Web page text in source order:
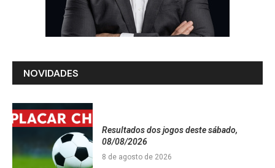
NOVIDADES
Resultados dos jogos deste sábado,
08/08/2026
8 de agosto de 2026